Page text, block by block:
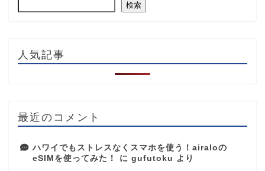
検索
人気記事
最近のコメント
ハワイでもストレスなくスマホを使う！airaloの
eSIMを使ってみた！
に gufutoku より